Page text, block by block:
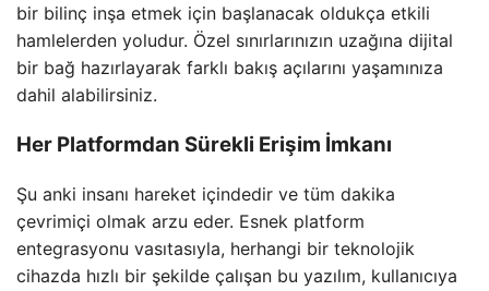
bir bilinç inşa etmek için başlanacak oldukça etkili
hamlelerden yoludur. Özel sınırlarınızın uzağına dijital
bir bağ hazırlayarak farklı bakış açılarını yaşamınıza
dahil alabilirsiniz.
Her Platformdan Sürekli Erişim İmkanı
Şu anki insanı hareket içindedir ve tüm dakika
çevrimiçi olmak arzu eder. Esnek platform
entegrasyonu vasıtasıyla, herhangi bir teknolojik
cihazda hızlı bir şekilde çalışan bu yazılım, kullanıcıya